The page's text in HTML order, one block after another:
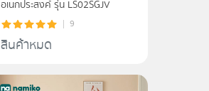
อเนกประสงค์ รุ่น LS02SGJV
9
สินค้าหมด